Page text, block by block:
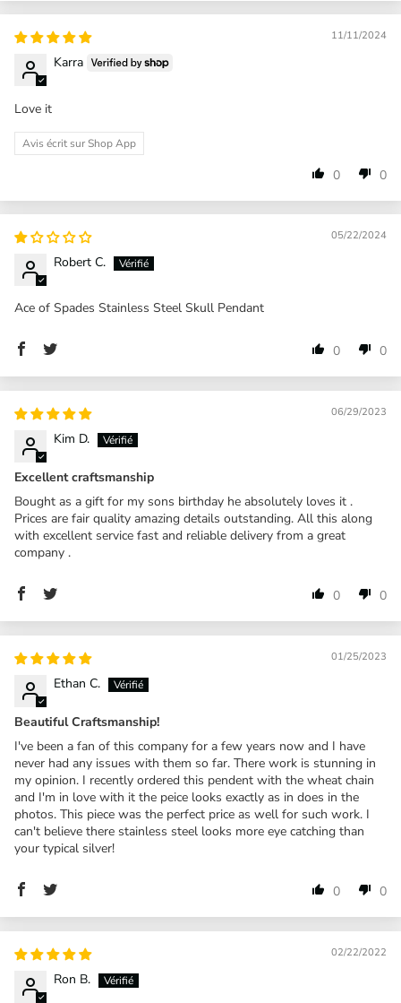
11/11/2024
Karra
Love it
Avis écrit sur Shop App
0 0
05/22/2024
Robert C.
Ace of Spades Stainless Steel Skull Pendant
0 0
06/29/2023
Kim D.
Excellent craftsmanship
Bought as a gift for my sons birthday he absolutely loves it .
Prices are fair quality amazing details outstanding. All this along
with excellent service fast and reliable delivery from a great
company .
0 0
01/25/2023
Ethan C.
Beautiful Craftsmanship!
I've been a fan of this company for a few years now and I have
never had any issues with them so far. There work is stunning in
my opinion. I recently ordered this pendent with the wheat chain
and I'm in love with it the peice looks exactly as in does in the
photos. This piece was the perfect price as well for such work. I
can't believe there stainless steel looks more eye catching than
your typical silver!
0 0
02/22/2022
Ron B.